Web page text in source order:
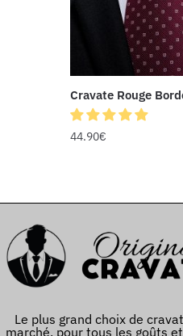
Cravate Rouge
44.90€
Le plus grand choix de
marché, pour tous les goûts